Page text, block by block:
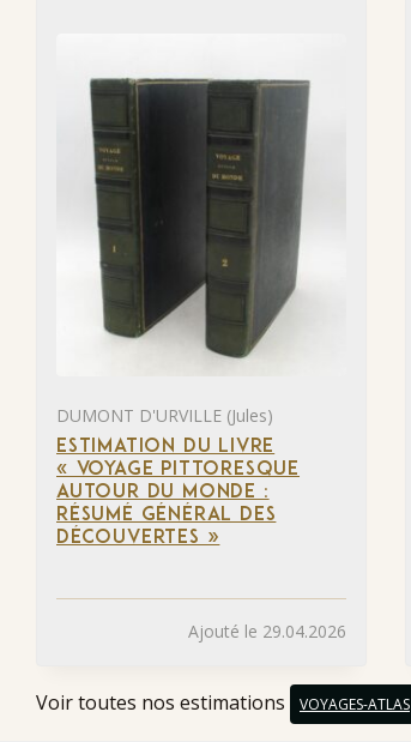
DUMONT D'URVILLE (Jules)
ESTIMATION DU LIVRE
« VOYAGE PITTORESQUE
AUTOUR DU MONDE :
RÉSUMÉ GÉNÉRAL DES
DÉCOUVERTES »
Ajouté le 29.04.2026
Voir toutes nos estimations VOYAGES-ATLAS